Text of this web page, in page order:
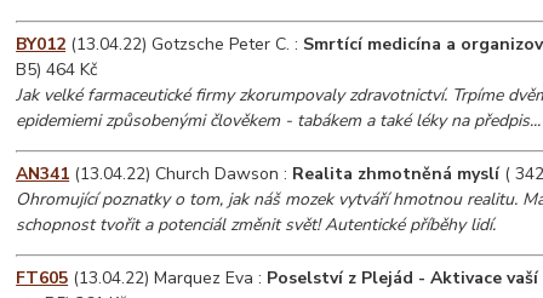
BY012 (13.04.22) Gotzsche Peter C. : Smrtící medicína a
B5) 464 Kč
Jak velké farmaceutické firmy zkorumpovaly zdravotnictví. Trpíme
epidemiemi způsobenými člověkem - tabákem a také léky na předpis...
AN341 (13.04.22) Church Dawson : Realita zhmotněná myslí(
Ohromující poznatky o tom, jak náš mozek vytváří hmotnou realitu.
schopnost tvořit a potenciál změnit svět! Autentické příběhy lidí.
FT605 (13.04.22) Marquez Eva : Poselství z Plejád - Aktivace vaší